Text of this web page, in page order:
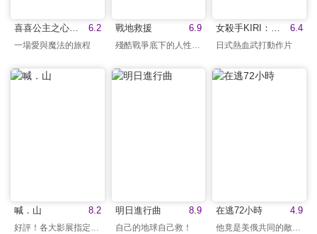
6.2
喜喜公主之心動冒險
一場愛與魔法的旅程
6.9
戰地救援
殘酷戰爭底下的人性光輝
6.4
女殺手KIRI：血腥復仇
日式熱血武打動作片
8.2
喊．山
好評！各大影展指定播映
8.9
明日進行曲
自己的地球自己救！
4.9
在逃72小時
他竟是美俄共同的敵人？